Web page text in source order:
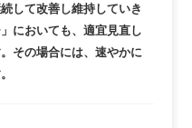
して改善し維持していき
においても、適宜見直し
その場合には、速やかに